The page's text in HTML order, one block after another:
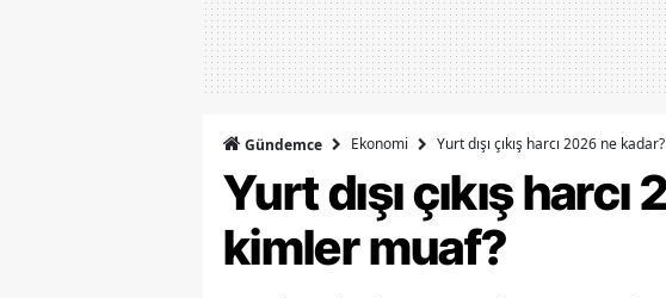
Gündemce Ekonomi Yurt dışı çıkış harcı 2026 ne
Yurt dışı çıkış
kimler muaf?